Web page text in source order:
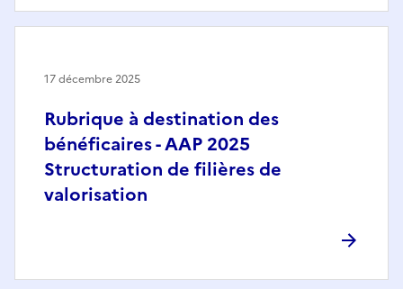
Rubrique à destination des
bénéficaires - AAP 2025
Structuration de filières de
valorisation
17 décembre 2025